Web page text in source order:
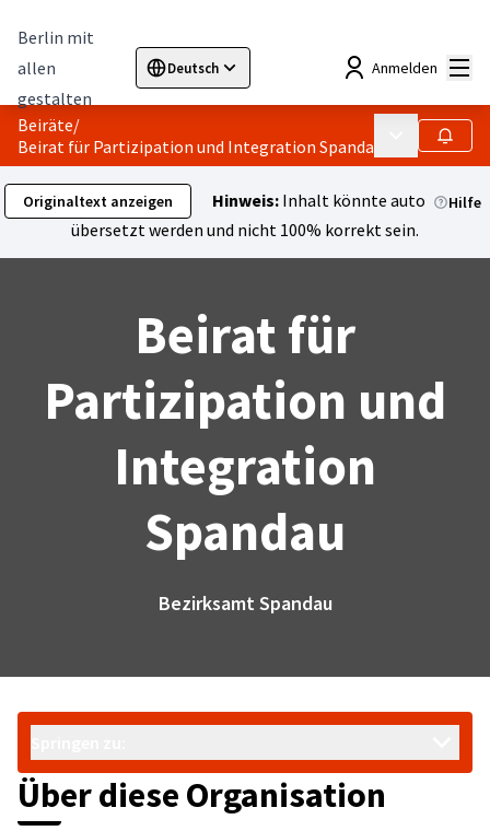
Berlin mit
allen
gestalten
Deutsch
Sprache wählen Choose languageElegir el idioma
Anmelden
Beiräte/
Beirat für Partizipation und Integration Spandau
Hauptmenü
Folgen
Originaltext anzeigen Hinweis:Inhalt könnte automatisch
übersetzt werden und nicht 100% korrekt sein.
Hilfe
Beirat für
Partizipation und
Integration
Spandau
Bezirksamt Spandau
Über diese Organisation